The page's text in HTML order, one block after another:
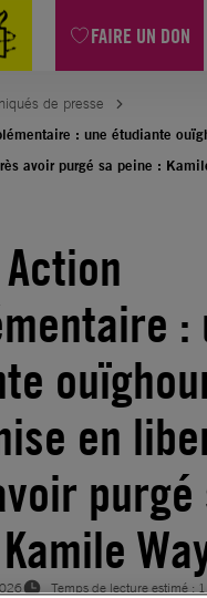
FAIRE UN DON
de presse
: une étudiante
avoir purgé sa peine :
:
en
purgé
Temps de lecture estimé :